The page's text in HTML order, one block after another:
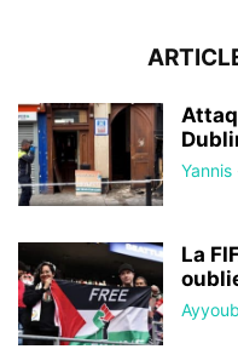
Yannis
La
Ayyoub